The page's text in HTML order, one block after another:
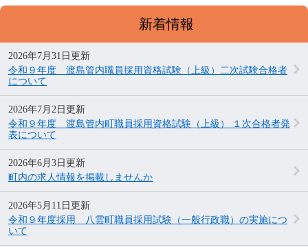
新着情報
2026年7月31日更新
令和９年度 渡島管内職員採用資格試験（上級）二次試験合格者
について
2026年7月2日更新
令和９年度 渡島管内町職員採用資格試験（上級） １次合格者発
表について
2026年6月3日更新
町内の求人情報を掲載しませんか
2026年5月11日更新
令和９年度採用 八雲町職員採用試験（一般行政職）の実施につ
いて